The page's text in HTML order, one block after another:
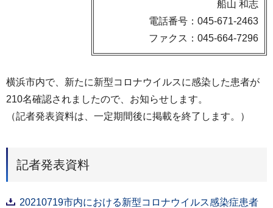
船山 和志
電話番号：045-671-2463
ファクス：045-664-7296
横浜市内で、新たに新型コロナウイルスに感染した患者が
210名確認されましたので、お知らせします。
（記者発表資料は、一定期間後に掲載を終了します。）
記者発表資料
20210719市内における新型コロナウイルス感染症患者